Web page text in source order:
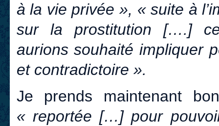
à la vie privée », « suite à
sur la prostitution [….]
aurions souhaité impliquer
et contradictoire ».
Je prends maintenant
« reportée […] pour